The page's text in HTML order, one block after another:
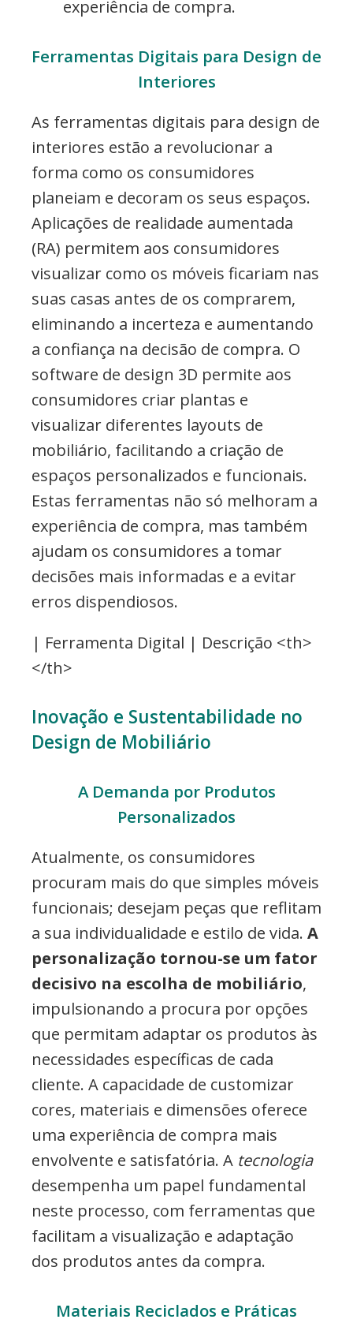
experiência de compra.
Ferramentas Digitais para Design de
Interiores
As ferramentas digitais para design de
interiores estão a revolucionar a
forma como os consumidores
planeiam e decoram os seus espaços.
Aplicações de realidade aumentada
(RA) permitem aos consumidores
visualizar como os móveis ficariam nas
suas casas antes de os comprarem,
eliminando a incerteza e aumentando
a confiança na decisão de compra. O
software de design 3D permite aos
consumidores criar plantas e
visualizar diferentes layouts de
mobiliário, facilitando a criação de
espaços personalizados e funcionais.
Estas ferramentas não só melhoram a
experiência de compra, mas também
ajudam os consumidores a tomar
decisões mais informadas e a evitar
erros dispendiosos.
| Ferramenta Digital | Descrição
Inovação e Sustentabilidade no
Design de Mobiliário
A Demanda por Produtos
Personalizados
Atualmente, os consumidores
procuram mais do que simples móveis
funcionais; desejam peças que reflitam
a sua individualidade e estilo de vida. A
personalização tornou-se um fator
decisivo na escolha de mobiliário,
impulsionando a procura por opções
que permitam adaptar os produtos às
necessidades específicas de cada
cliente. A capacidade de customizar
cores, materiais e dimensões oferece
uma experiência de compra mais
envolvente e satisfatória. A tecnologia
desempenha um papel fundamental
neste processo, com ferramentas que
facilitam a visualização e adaptação
dos produtos antes da compra.
Materiais Reciclados e Práticas